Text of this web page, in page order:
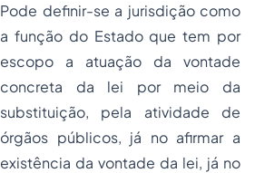
Pode definir-se a jurisdição como
a função do Estado que tem por
escopo a atuação da vontade
concreta da lei por meio da
substituição, pela atividade de
órgãos públicos, já no afirmar a
existência da vontade da lei, já no